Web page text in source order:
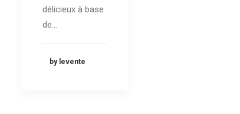
délicieux à base
de…
by levente